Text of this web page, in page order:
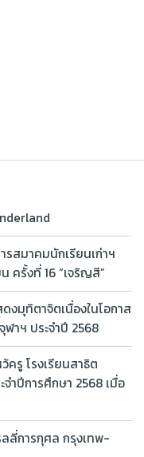
รสมาคมนักเรียนเก่าฯ
ครั้งที่ 16 “เจริญสี”
งมุทิตาจิตเนื่องในโอกาส
าฯ ประจำปี 2568
ครู โรงเรียนสาธิต
ำปีการศึกษา 2568 เมื่อ
ลี่การกุศล กรุงเทพ-